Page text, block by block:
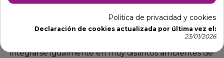
forja elegante, fina.
Gracias a su versatilidad y estilo minimalista, puede
integrarse igualmente en muy distintos ambientes de
Política de privacidad y cookies
Declaración de cookies actualizada por última vez el:
23/01/2026